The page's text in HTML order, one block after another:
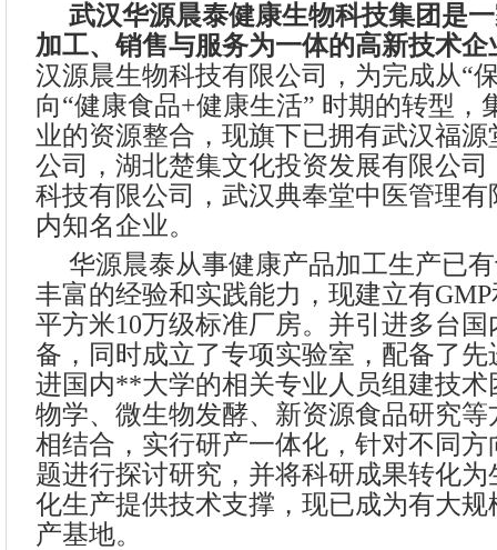
武汉华源晨泰健康生物科技集团是
加工、销售与服务为一体的高新技术企
汉源晨生物科技有限公司，为完成从“
向“健康食品+健康生活” 时期的转型，
业的资源整合，现旗下已拥有武汉福
公司，湖北楚集文化投资发展有限公
科技有限公司，武汉典奉堂中医管理
内知名企业。
华源晨泰从事健康产品加工生产已
丰富的经验和实践能力，现建立有GMP
平方米10万级标准厂房。并引进多台
备，同时成立了专项实验室，配备了
进国内**大学的相关专业人员组建技术
物学、微生物发酵、新资源食品研究
相结合，实行研产一体化，针对不同
题进行探讨研究，并将科研成果转化
化生产提供技术支撑，现已成为有大
产基地。